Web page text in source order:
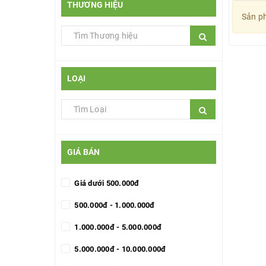
THƯƠNG HIỆU
LOẠI
GIÁ BÁN
Giá dưới 500.000đ
500.000đ - 1.000.000đ
1.000.000đ - 5.000.000đ
5.000.000đ - 10.000.000đ
Sản